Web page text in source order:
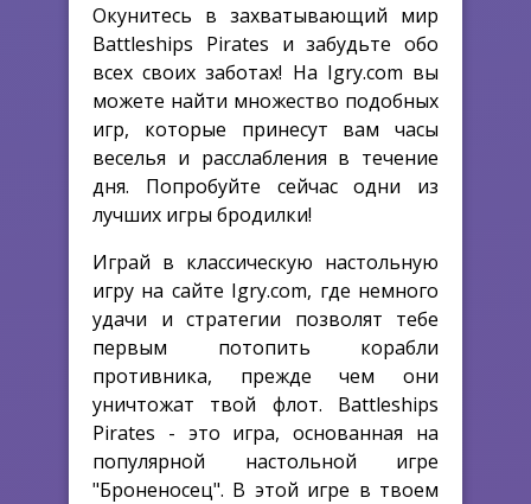
Окунитесь в захватывающий мир
Battleships Pirates и забудьте обо
всех своих заботах! На Igry.com вы
можете найти множество подобных
игр, которые принесут вам часы
веселья и расслабления в течение
дня. Попробуйте сейчас одни из
лучших игры бродилки!
Играй в классическую настольную
игру на сайте Igry.com, где немного
удачи и стратегии позволят тебе
первым потопить корабли
противника, прежде чем они
уничтожат твой флот. Battleships
Pirates - это игра, основанная на
популярной настольной игре
"Броненосец". В этой игре в твоем